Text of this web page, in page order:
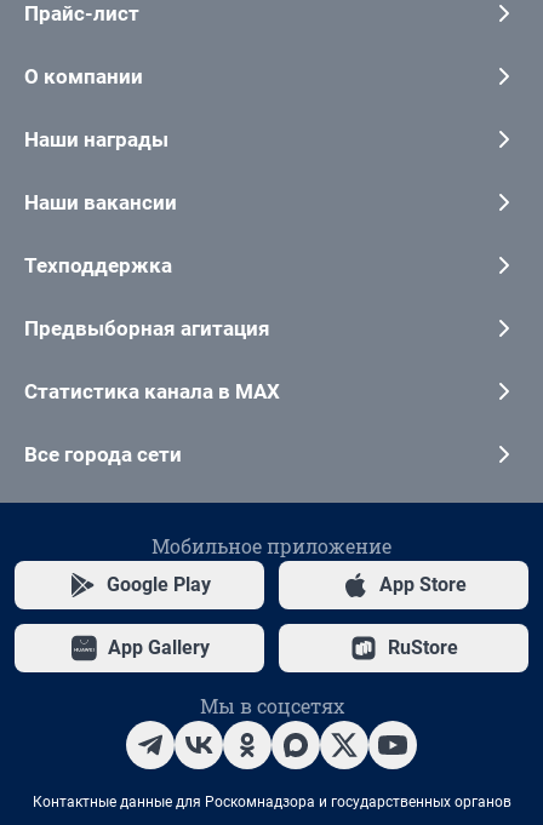
Прайс-лист
О компании
Наши награды
Наши вакансии
Техподдержка
Предвыборная агитация
Статистика канала в MAX
Все города сети
Мобильное приложение
Google Play App Store
App Gallery RuStore
Мы в соцсетях
Контактные данные для Роскомнадзора и государственных органов